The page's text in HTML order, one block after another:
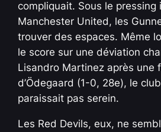
compliquait. Sous le pressing
Manchester United, les
trouver des espaces. Même
le score sur une déviation
Lisandro Martinez après une
d’Ödegaard (1-0, 28e), le
paraissait pas serein.
Les Red Devils, eux, ne